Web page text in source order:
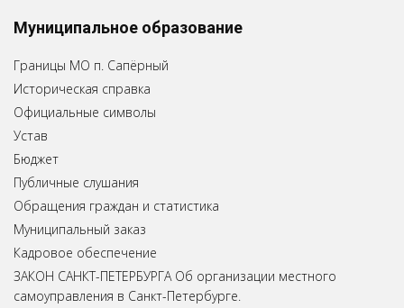
Муниципальное образование
Границы МО п. Сапёрный
Историческая справка
Официальные символы
Устав
Бюджет
Публичные слушания
Обращения граждан и статистика
Муниципальный заказ
Кадровое обеспечение
ЗАКОН САНКТ-ПЕТЕРБУРГА Об организации местного
самоуправления в Санкт-Петербурге.